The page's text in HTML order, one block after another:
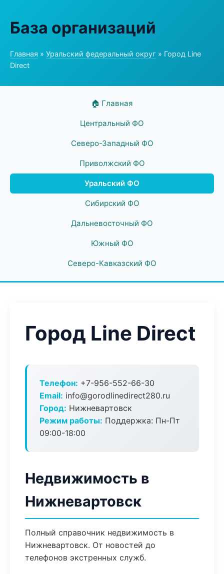
База организаций
Главная » Уральский федеральный округ » Город Line
Direct
🏠 Главная
Центральный ФО
Северо-Западный ФО
Приволжский ФО
Уральский ФО
Сибирский ФО
Дальневосточный ФО
Южный ФО
Северо-Кавказский ФО
Город Line Direct
Телефон: +7-956-552-66-30
Email: info@gorodlinedirect280.ru
Город: Нижневартовск
Режим работы: Поддержка: Пн-Пт
09:00-18:00
Недвижимость в
Нижневартовск
Полный справочник недвижимость в
Нижневартовск. От новостей до
телефонов экстренных служб.